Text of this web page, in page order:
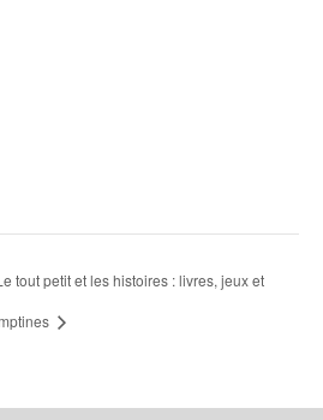
tout petit et les histoires : livres, jeux et